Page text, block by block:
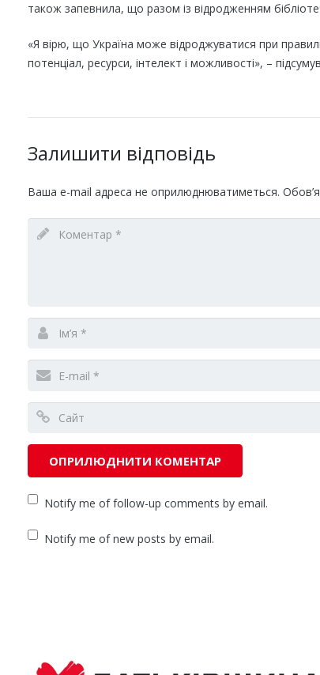
також запевнила, що разом із відродженням
«Я вірю, що Україна може відроджуватися при
потенціал, ресурси, інтелект і можливості», –
Залишити відповідь
Ваша e-mail адреса не оприлюднюватиметься.
Notify me of follow-up comments by email.
Notify me of new posts by email.